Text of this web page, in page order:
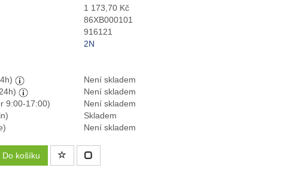
1 173,70 Kč
86XB000101
916121
2N
Není skladem
Není skladem
9:00-17:00)
Není skladem
Skladem
Není skladem
Do košíku